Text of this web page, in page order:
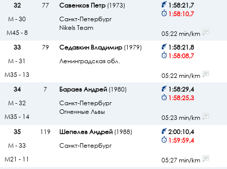
32
77 Савенков Петр(1973)
Санкт-Петербург
Nikels Team
1:58:21,7
1:58:10,7
М - 30
М45 - 8
05:22 min/km
33
79 Седавкин Владимир(1979)
Ленинградская обл.
1:58:21,8
1:58:08,7
М - 31
М35 - 13
05:22 min/km
34
7 Бараев Андрей(1980)
Санкт-Петербург
Огненные Львы
1:58:29,4
1:58:25,3
М - 32
М35 - 14
05:23 min/km
35
119 Шепелев Андрей(1988)
Санкт-Петербург
2:00:10,4
1:59:59,4
М - 33
М21 - 11
05:27 min/km